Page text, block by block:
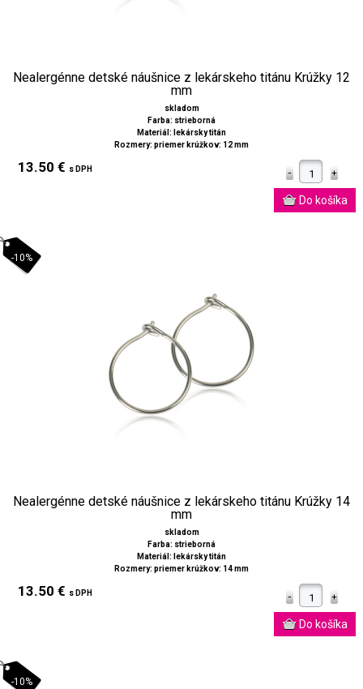
Nealergénne detské náušnice z lekárskeho titánu Krúžky 12
mm
skladom
Farba: strieborná
Materiál: lekársky titán
Rozmery: priemer krúžkov: 12 mm
13.50 € s DPH
-10%
Nealergénne detské náušnice z lekárskeho titánu Krúžky 14
mm
skladom
Farba: strieborná
Materiál: lekársky titán
Rozmery: priemer krúžkov: 14 mm
13.50 € s DPH
-10%